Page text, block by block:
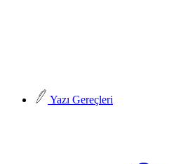
Yazı Gereçleri